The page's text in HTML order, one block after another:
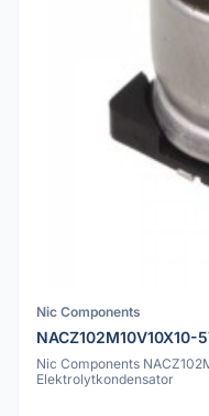
Nic Components
NACZ102M10V10X10-
Nic Components
Elektrolytkondensator